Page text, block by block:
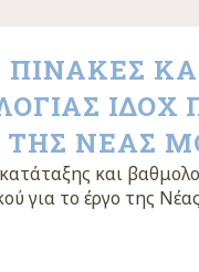
ΠΙΝΑΚΕΣ
ΙΔΟΧ
ΤΗΣ ΝΕΑΣ
και
για το έργο της